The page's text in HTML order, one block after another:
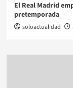
El Real Madrid
pretemporada
soloactualidad